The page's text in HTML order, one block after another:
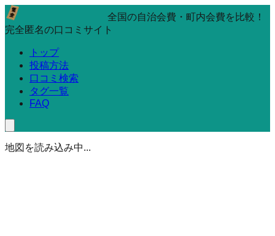
全国の自治会費・町内会費を比較！
完全匿名の口コミサイト
トップ
投稿方法
口コミ検索
タグ一覧
FAQ
地図を読み込み中...